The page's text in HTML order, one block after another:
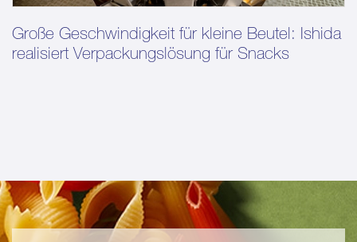
Große Geschwindigkeit für kleine Beutel: Ishida
realisiert Verpackungslösung für Snacks